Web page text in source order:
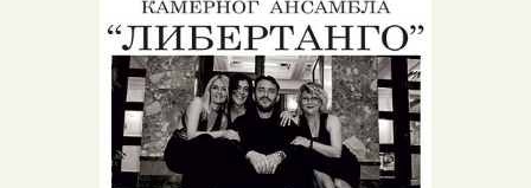
БАНСКИ ДВОР
ФОТОГРАФИЈЕ
ВИДЕО
КОНТАКТ